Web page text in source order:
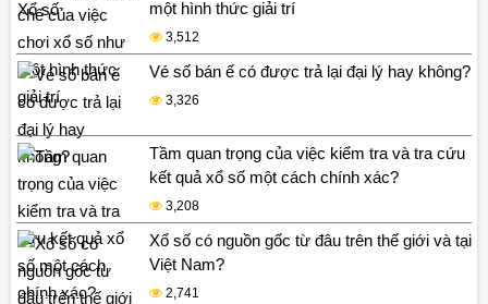
một hình thức giải trí
3,512
Vé số bán ế có được trả lại đại lý hay không?
3,326
Tầm quan trọng của việc kiểm tra và tra cứu
kết quả xổ số một cách chính xác?
3,208
Xổ số có nguồn gốc từ đâu trên thế giới và tại
Việt Nam?
2,741